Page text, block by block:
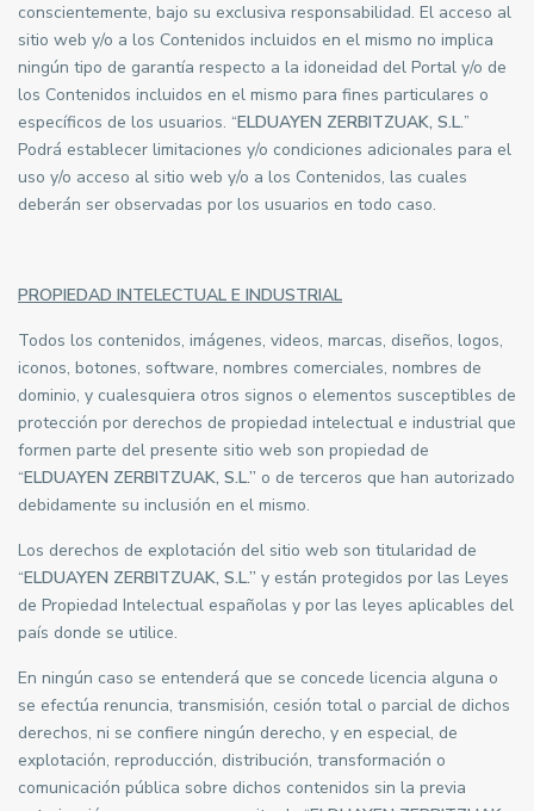
conscientemente, bajo su exclusiva responsabilidad. El acceso al
sitio web y/o a los Contenidos incluidos en el mismo no implica
ningún tipo de garantía respecto a la idoneidad del Portal y/o de
los Contenidos incluidos en el mismo para fines particulares o
específicos de los usuarios. “ELDUAYEN ZERBITZUAK, S.L.”
Podrá establecer limitaciones y/o condiciones adicionales para el
uso y/o acceso al sitio web y/o a los Contenidos, las cuales
deberán ser observadas por los usuarios en todo caso.
PROPIEDAD INTELECTUAL E INDUSTRIAL
Todos los contenidos, imágenes, videos, marcas, diseños, logos,
iconos, botones, software, nombres comerciales, nombres de
dominio, y cualesquiera otros signos o elementos susceptibles de
protección por derechos de propiedad intelectual e industrial que
formen parte del presente sitio web son propiedad de
“ELDUAYEN ZERBITZUAK, S.L.” o de terceros que han autorizado
debidamente su inclusión en el mismo.
Los derechos de explotación del sitio web son titularidad de
“ELDUAYEN ZERBITZUAK, S.L.” y están protegidos por las Leyes
de Propiedad Intelectual españolas y por las leyes aplicables del
país donde se utilice.
En ningún caso se entenderá que se concede licencia alguna o
se efectúa renuncia, transmisión, cesión total o parcial de dichos
derechos, ni se confiere ningún derecho, y en especial, de
explotación, reproducción, distribución, transformación o
comunicación pública sobre dichos contenidos sin la previa